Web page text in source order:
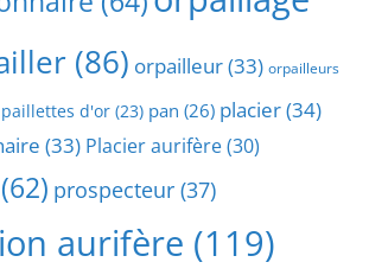
(86) orpailleur(33) orpailleurs
paillettes d'or (23) pan (26) placier(34)
(33) Placier aurifère(30)
(62) prospecteur (37)
aurifère (119)